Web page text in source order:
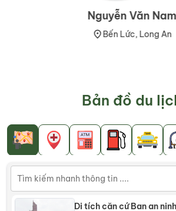
Nguyễn Văn Nam
Bến Lức, Long An
Bản đồ du
Di tích căn cứ Ban an